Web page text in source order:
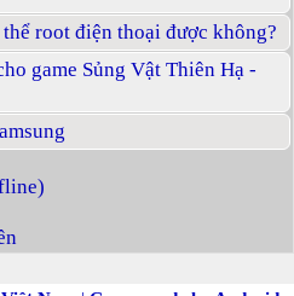
root điện thoại được không?
game Sủng Vật Thiên Hạ -